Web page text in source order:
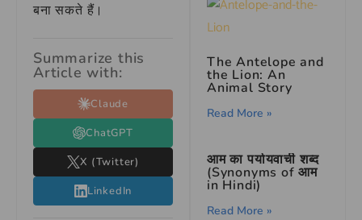
बना सकते हैं।
Summarize this
Article with:
Claude
ChatGPT
X (Twitter)
LinkedIn
The Antelope and
the Lion: An
Animal Story
Read More »
आम का पर्यायवाची शब्द
(Synonyms of आम
in Hindi)
Read More »